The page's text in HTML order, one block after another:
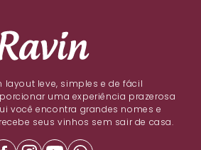
layout leve, simples e de fácil
uma experiência prazerosa
você encontra grandes nomes e
seus vinhos sem sair de casa.